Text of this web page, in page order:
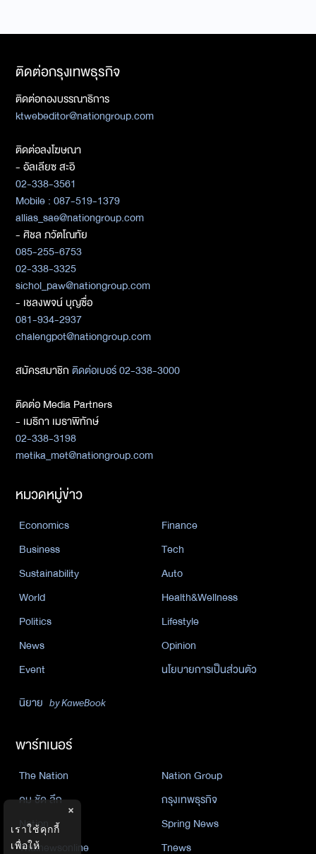
ติดต่อกรุงเทพธุรกิจ
ติดต่อกองบรรณาธิการ
ktwebeditor@nationgroup.com
ติดต่อลงโฆษณา
- อัลเลียซ สะอิ
02-338-3561
Mobile : 087-519-1379
allias_sae@nationgroup.com
- ศิชล ภวัตโณทัย
085-255-6753
02-338-3325
sichol_paw@nationgroup.com
- เชลงพจน์ บุญซื่อ
081-934-2937
chalengpot@nationgroup.com
สมัครสมาชิกติดต่อเบอร์ 02-338-3000
ติดต่อ Media Partners
- เมธิกา เมธาพิทักษ์
02-338-3198
metika_met@nationgroup.com
หมวดหมู่ข่าว
Economics
Finance
Business
Tech
Sustainability
Auto
World
Health&Wellness
Politics
Lifestyle
News
Opinion
Event
นโยบายการเป็นส่วนตัว
นิยาย by KaweBook
พาร์ทเนอร์
The Nation
Nation Group
คม ชัด ลึก
กรุงเทพธุรกิจ
Nation
Spring News
Thainewsonline
Tnews
×
เราใช้คุกกี้
เพื่อให้